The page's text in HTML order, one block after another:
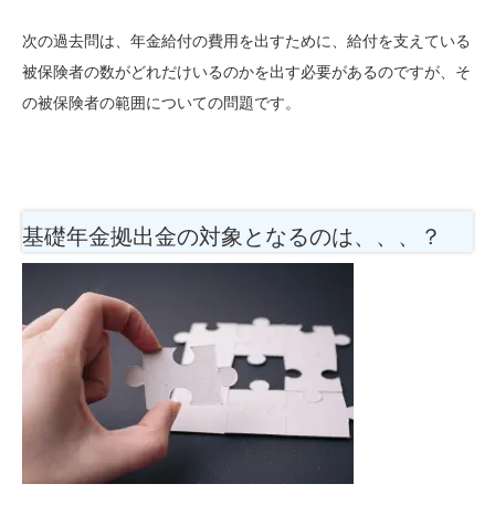
次の過去問は、年金給付の費用を出すために、給付を支えている
被保険者の数がどれだけいるのかを出す必要があるのですが、そ
の被保険者の範囲についての問題です。
基礎年金拠出金の対象となるのは、、、？